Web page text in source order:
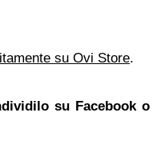
su Ovi Store.
su Facebooko